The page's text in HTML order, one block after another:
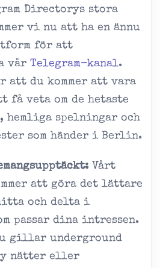
Directorys stora
vi nu att ha en ännu
för att
vår Telegram-kanal.
att du kommer att vara
få veta om de hetaste
hemliga spelningar och
som händer i Berlin.
Vårt
att göra det lättare
och delta i
passar dina intressen.
gillar underground
nätter eller